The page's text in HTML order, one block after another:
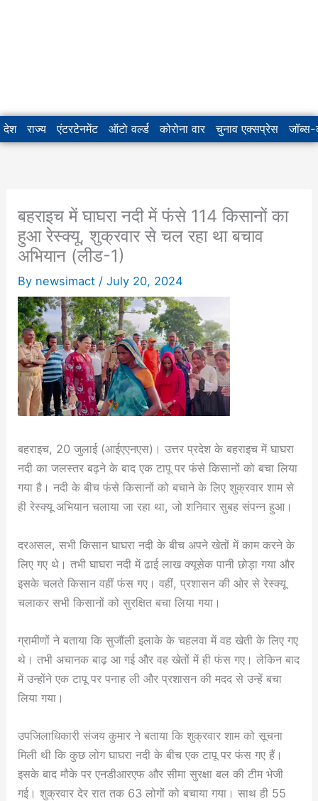
देश राज्य एंटरटेनमेंट ऑटो वर्ल्ड कोरोना वार चुनाव एक्सप्रेस जॉब्स-
बहराइच में घाघरा नदी में फंसे 114 किसानों का
हुआ रेस्क्यू, शुक्रवार से चल रहा था बचाव
अभियान (लीड-1)
By newsimact /July 20, 2024
बहराइच, 20 जुलाई (आईएएनएस)। उत्तर प्रदेश के बहराइच में घाघरा
नदी का जलस्तर बढ़ने के बाद एक टापू पर फंसे किसानों को बचा लिया
गया है। नदी के बीच फंसे किसानों को बचाने के लिए शुक्रवार शाम से
ही रेस्क्यू अभियान चलाया जा रहा था, जो शनिवार सुबह संपन्न हुआ।
दरअसल, सभी किसान घाघरा नदी के बीच अपने खेतों में काम करने के
लिए गए थे। तभी घाघरा नदी में ढाई लाख क्यूसेक पानी छोड़ा गया और
इसके चलते किसान वहीं फंस गए। वहीं, प्रशासन की ओर से रेस्क्यू
चलाकर सभी किसानों को सुरक्षित बचा लिया गया।
ग्रामीणों ने बताया कि सुजौंली इलाके के चहलवा में वह खेती के लिए गए
थे। तभी अचानक बाढ़ आ गई और वह खेतों में ही फंस गए। लेकिन बाद
में उन्होंने एक टापू पर पनाह ली और प्रशासन की मदद से उन्हें बचा
लिया गया।
उपजिलाधिकारी संजय कुमार ने बताया कि शुक्रवार शाम को सूचना
मिली थी कि कुछ लोग घाघरा नदी के बीच एक टापू पर फंस गए हैं।
इसके बाद मौके पर एनडीआरएफ और सीमा सुरक्षा बल की टीम भेजी
गई। शुक्रवार देर रात तक 63 लोगों को बचाया गया। साथ ही 55